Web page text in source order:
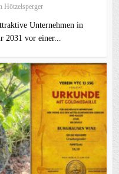
Hötzelsperger
Unternehmen in
2031 vor einer...